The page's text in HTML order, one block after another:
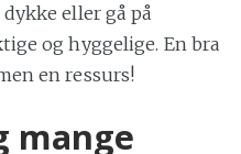
eller gå på
og hyggelige. En bra
en ressurs!
mange